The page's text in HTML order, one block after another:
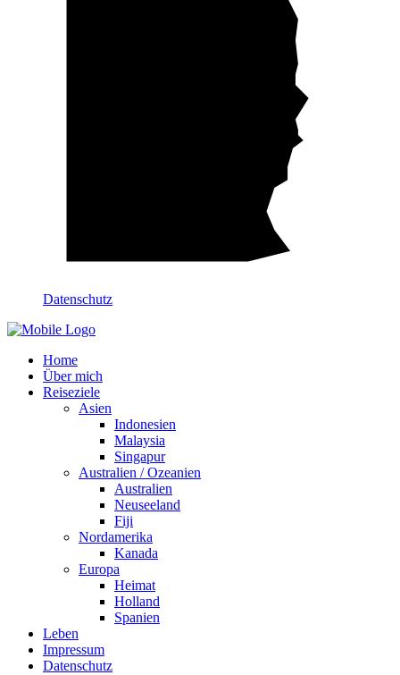
Datenschutz
Home
Über mich
Reiseziele
Asien
Indonesien
Malaysia
Singapur
Australien / Ozeanien
Australien
Neuseeland
Fiji
Nordamerika
Kanada
Europa
Heimat
Holland
Spanien
Leben
Impressum
Datenschutz